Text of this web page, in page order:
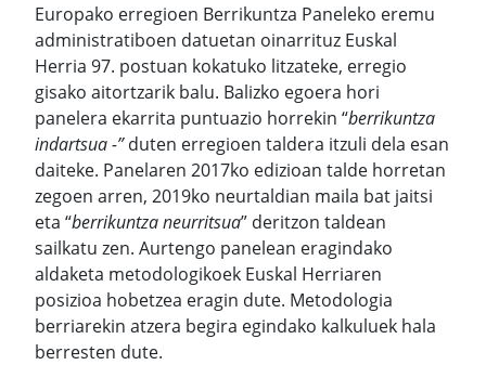
Europako erregioen Berrikuntza Paneleko eremu
administratiboen datuetan oinarrituz Euskal
Herria 97. postuan kokatuko litzateke, erregio
gisako aitortzarik balu. Balizko egoera hori
panelera ekarrita puntuazio horrekin “berrikuntza
indartsua -”duten erregioen taldera itzuli dela esan
daiteke. Panelaren 2017ko edizioan talde horretan
zegoen arren, 2019ko neurtaldian maila bat jaitsi
eta “berrikuntza neurritsua” deritzon taldean
sailkatu zen. Aurtengo panelean eragindako
aldaketa metodologikoek Euskal Herriaren
posizioa hobetzea eragin dute. Metodologia
berriarekin atzera begira egindako kalkuluek hala
berresten dute.